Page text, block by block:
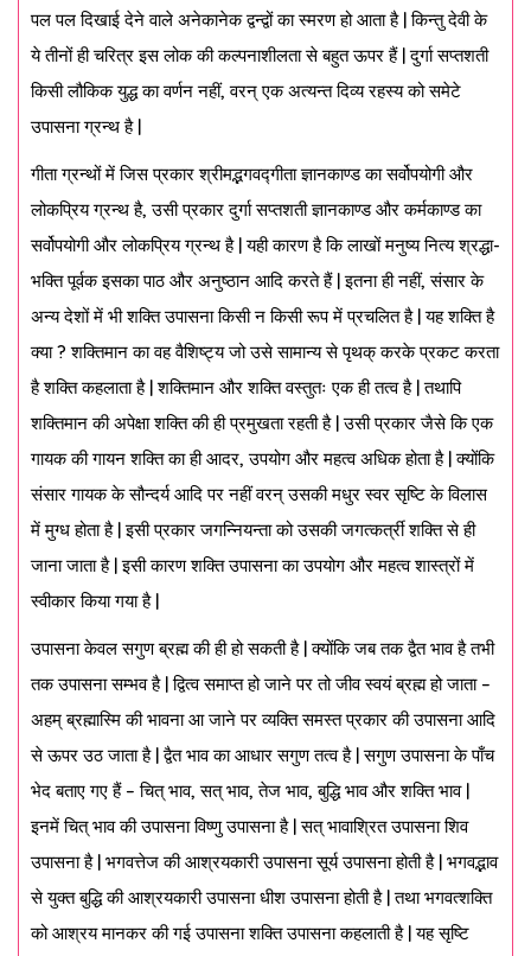
पल पल दिखाई देने वाले अनेकानेक द्वन्द्वों का स्मरण हो आता है | किन्तु देवी के
ये तीनों ही चरित्र इस लोक की कल्पनाशीलता से बहुत ऊपर हैं | दुर्गा सप्तशती
किसी लौकिक युद्ध का वर्णन नहीं, वरन् एक अत्यन्त दिव्य रहस्य को समेटे
उपासना ग्रन्थ है |
गीता ग्रन्थों में जिस प्रकार श्रीमद्भगवद्गीता ज्ञानकाण्ड का सर्वोपयोगी और
लोकप्रिय ग्रन्थ है, उसी प्रकार दुर्गा सप्तशती ज्ञानकाण्ड और कर्मकाण्ड का
सर्वोपयोगी और लोकप्रिय ग्रन्थ है | यही कारण है कि लाखों मनुष्य नित्य श्रद्धा-
भक्ति पूर्वक इसका पाठ और अनुष्ठान आदि करते हैं | इतना ही नहीं, संसार के
अन्य देशों में भी शक्ति उपासना किसी न किसी रूप में प्रचलित है | यह शक्ति है
क्या ? शक्तिमान का वह वैशिष्ट्य जो उसे सामान्य से पृथक् करके प्रकट करता
है शक्ति कहलाता है | शक्तिमान और शक्ति वस्तुतः एक ही तत्व है | तथापि
शक्तिमान की अपेक्षा शक्ति की ही प्रमुखता रहती है | उसी प्रकार जैसे कि एक
गायक की गायन शक्ति का ही आदर, उपयोग और महत्व अधिक होता है | क्योंकि
संसार गायक के सौन्दर्य आदि पर नहीं वरन् उसकी मधुर स्वर सृष्टि के विलास
में मुग्ध होता है | इसी प्रकार जगन्नियन्ता को उसकी जगत्कर्त्री शक्ति से ही
जाना जाता है | इसी कारण शक्ति उपासना का उपयोग और महत्व शास्त्रों में
स्वीकार किया गया है |
उपासना केवल सगुण ब्रह्म की ही हो सकती है | क्योंकि जब तक द्वैत भाव है तभी
तक उपासना सम्भव है | द्वित्व समाप्त हो जाने पर तो जीव स्वयं ब्रह्म हो जाता –
अहम् ब्रह्मास्मि की भावना आ जाने पर व्यक्ति समस्त प्रकार की उपासना आदि
से ऊपर उठ जाता है | द्वैत भाव का आधार सगुण तत्व है | सगुण उपासना के पाँच
भेद बताए गए हैं – चित् भाव, सत् भाव, तेज भाव, बुद्धि भाव और शक्ति भाव |
इनमें चित् भाव की उपासना विष्णु उपासना है | सत् भावाश्रित उपासना शिव
उपासना है | भगवत्तेज की आश्रयकारी उपासना सूर्य उपासना होती है | भगवद्भाव
से युक्त बुद्धि की आश्रयकारी उपासना धीश उपासना होती है | तथा भगवत्शक्ति
को आश्रय मानकर की गई उपासना शक्ति उपासना कहलाती है | यह सृष्टि